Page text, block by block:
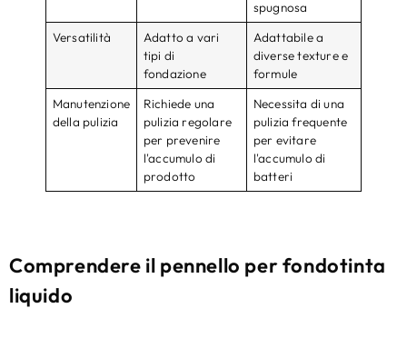
spugnosa
Versatilità
Adatto a vari
tipi di
fondazione
Adattabile a
diverse texture e
formule
Manutenzione
della pulizia
Richiede una
pulizia regolare
per prevenire
l'accumulo di
prodotto
Necessita di una
pulizia frequente
per evitare
l'accumulo di
batteri
Comprendere il pennello per fondotinta
liquido